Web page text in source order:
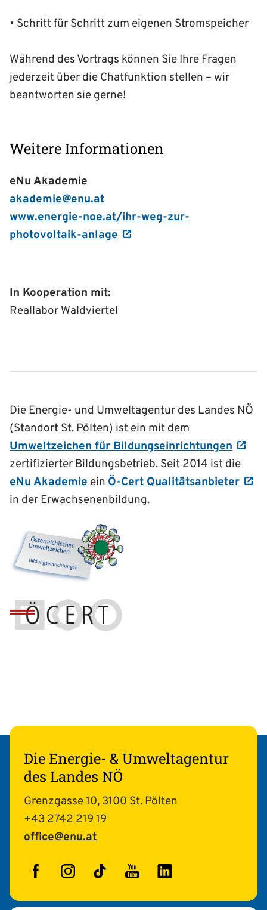
• Schritt für Schritt zum eigenen Stromspeicher
Während des Vortrags können Sie Ihre Fragen
jederzeit über die Chatfunktion stellen – wir
beantworten sie gerne!
Weitere Informationen
eNu Akademie
akademie@enu.at
www.energie-noe.at/ihr-weg-zur-
photovoltaik-anlage
In Kooperation mit:
Reallabor Waldviertel
Die Energie- und Umweltagentur des Landes NÖ
(Standort St. Pölten) ist ein mit dem
Umweltzeichen für Bildungseinrichtungen
zertifizierter Bildungsbetrieb. Seit 2014 ist die
eNu Akademie ein Ö-Cert Qualitätsanbieter
in der Erwachsenenbildung.
Die Energie- & Umweltagentur
des Landes NÖ
Grenzgasse 10, 3100 St. Pölten
+43 2742 219 19
office@enu.at
FacebookInstagram
TikTokYouTubeLinkedIn